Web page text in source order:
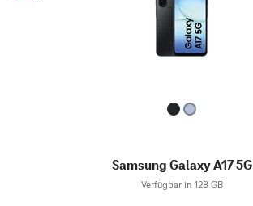
Samsung Galaxy A17 5G
Verfügbar in 128 GB